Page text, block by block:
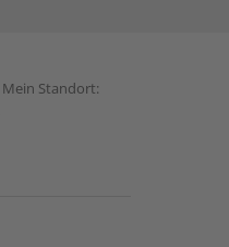
Mein Standort: